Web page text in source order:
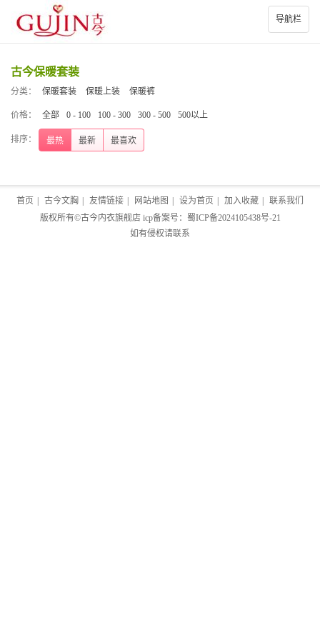
导航栏
古今保暖套装
分类： 保暖套装 保暖上装 保暖裤
价格： 全部 0 - 100 100 - 300 300 - 500 500以上
排序： 最热 最新 最喜欢
首页 古今文胸 友情链接 网站地图 设为首页 加入收藏
联系我们
版权所有©古今内衣旗舰店icp备案号： 蜀ICP备2024105438号-21
如有侵权请联系